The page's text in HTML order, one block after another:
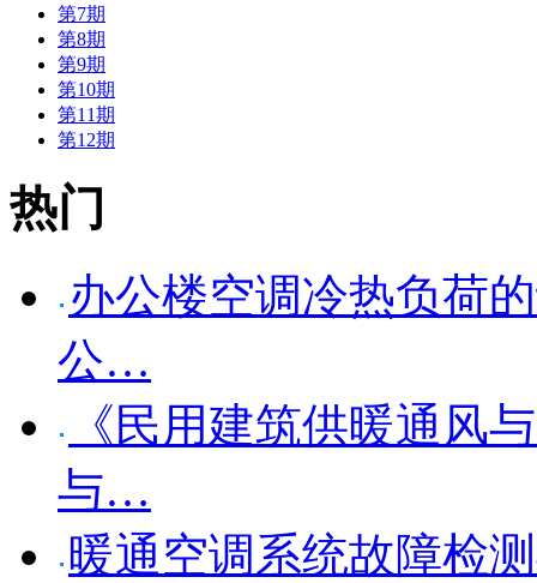
第7期
第8期
第9期
第10期
第11期
第12期
热门
办公楼空调冷热负荷
公…
《民用建筑供暖通风
与…
暖通空调系统故障检